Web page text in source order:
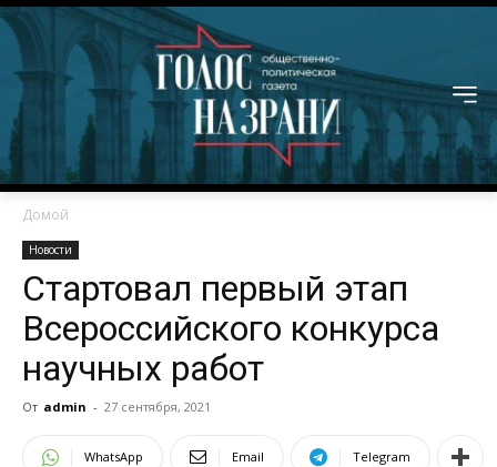
Домой
Новости
Стартовал первый этап
Всероссийского конкурса
научных работ
От admin - 27 сентября, 2021
WhatsApp Email Telegram